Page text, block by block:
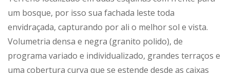
um bosque, por isso sua fachada leste toda
envidraçada, capturando por ali o melhor sol e vista.
Volumetria densa e negra (granito polido), de
programa variado e individualizado, grandes terraços e
uma cobertura curva que se estende desde as caixas